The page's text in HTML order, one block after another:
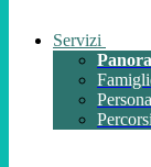
Servizi